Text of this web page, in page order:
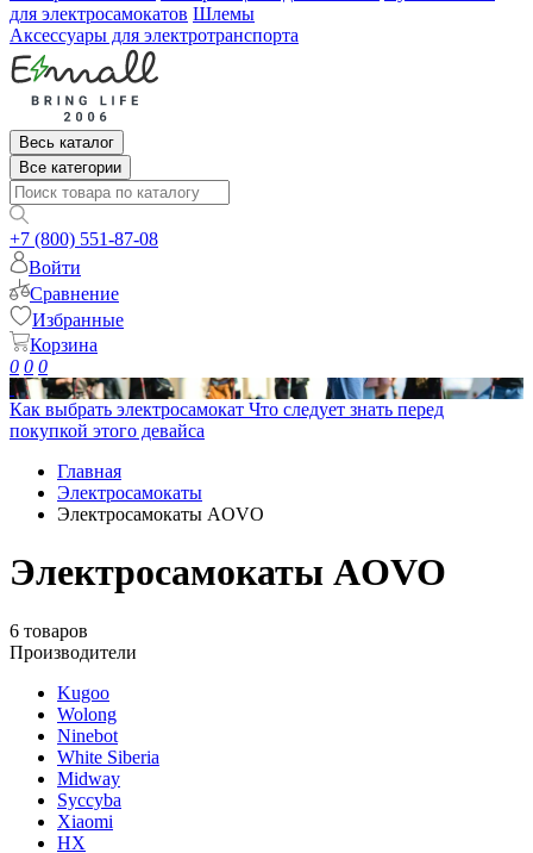
для электросамокатов Шлемы
Аксессуары для электротранспорта
Весь каталог
Все категории
+7 (800) 551-87-08
Войти
Сравнение
Избранные
Корзина
0 0 0
Как выбрать электросамокат Что следует знать перед
покупкой этого девайса
Главная
Электросамокаты
Электросамокаты AOVO
Электросамокаты AOVO
6 товаров
Производители
Kugoo
Wolong
Ninebot
White Siberia
Midway
Syccyba
Xiaomi
HX